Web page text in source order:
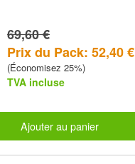
69,60 €
Prix du Pack: 52,40 €
(Économisez 25%)
TVA incluse
Ajouter au panier